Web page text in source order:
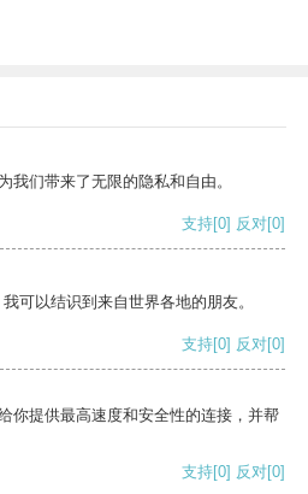
我们带来了无限的隐私和自由。
支持[0] 反对[0]
可以结识到来自世界各地的朋友。
支持[0] 反对[0]
你提供最高速度和安全性的连接，并帮
支持[0] 反对[0]